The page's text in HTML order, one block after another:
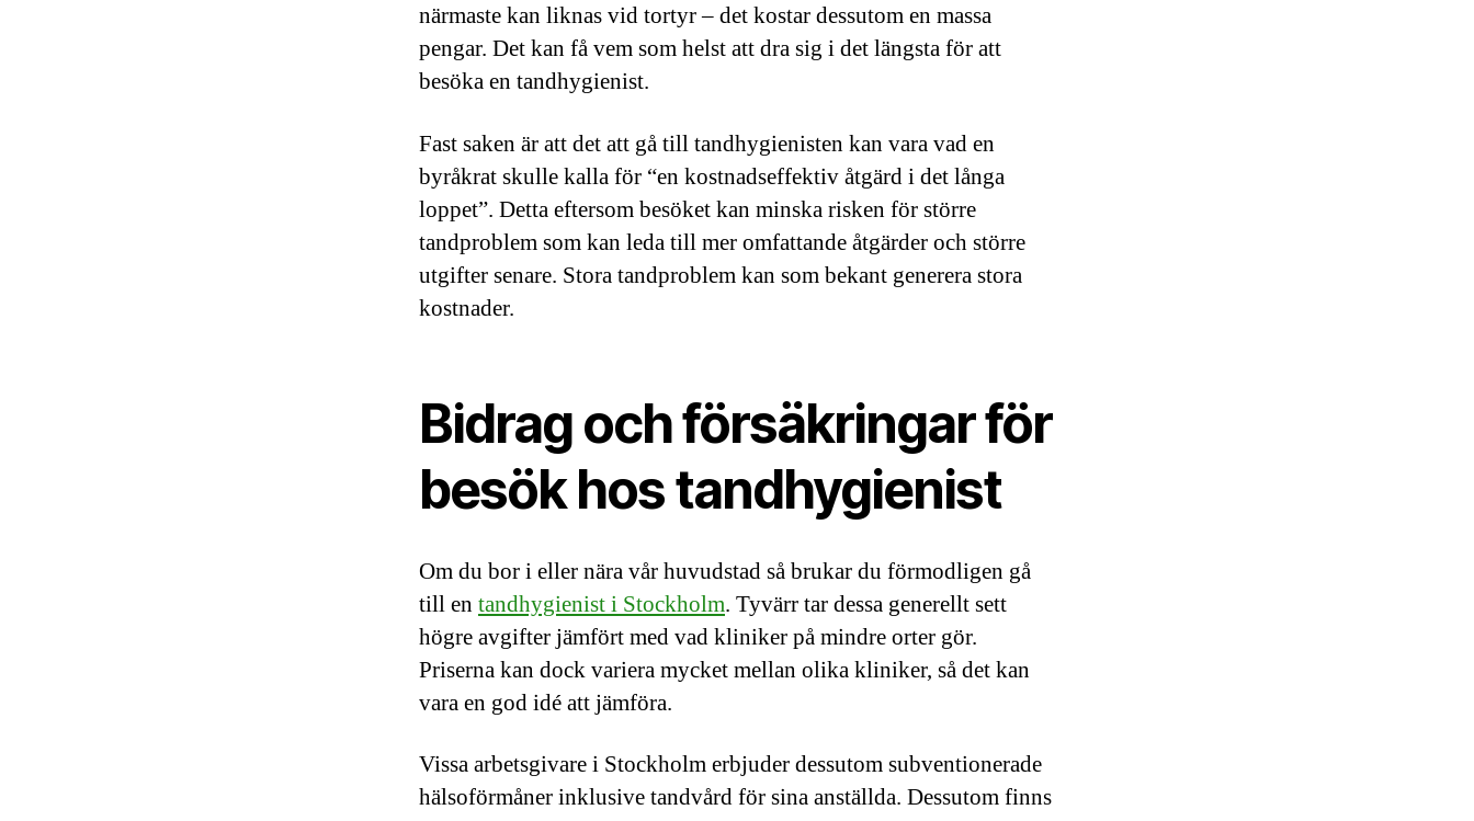
närmaste kan liknas vid tortyr – det kostar dessutom en massa
pengar. Det kan få vem som helst att dra sig i det längsta för att
besöka en tandhygienist.
Fast saken är att det att gå till tandhygienisten kan vara vad en
byråkrat skulle kalla för “en kostnadseffektiv åtgärd i det långa
loppet”. Detta eftersom besöket kan minska risken för större
tandproblem som kan leda till mer omfattande åtgärder och större
utgifter senare. Stora tandproblem kan som bekant generera stora
kostnader.
Bidrag och försäkringar för
besök hos tandhygienist
Om du bor i eller nära vår huvudstad så brukar du förmodligen gå
till en tandhygienist i Stockholm. Tyvärr tar dessa generellt sett
högre avgifter jämfört med vad kliniker på mindre orter gör.
Priserna kan dock variera mycket mellan olika kliniker, så det kan
vara en god idé att jämföra.
Vissa arbetsgivare i Stockholm erbjuder dessutom subventionerade
hälsoförmåner inklusive tandvård för sina anställda. Dessutom finns